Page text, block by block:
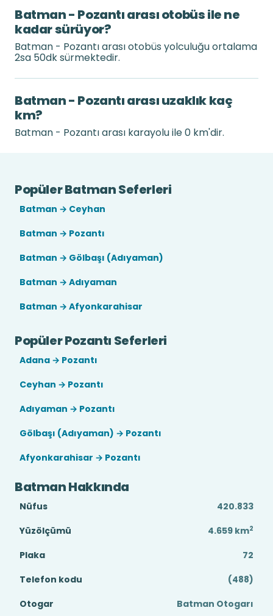
Batman - Pozantı arası otobüs ile ne
kadar sürüyor?
Batman - Pozantı arası otobüs yolculuğu ortalama
2sa 50dk sürmektedir.
Batman - Pozantı arası uzaklık kaç
km?
Batman - Pozantı arası karayolu ile 0 km'dir.
Popüler Batman Seferleri
Batman → Ceyhan
Batman → Pozantı
Batman → Gölbaşı (Adıyaman)
Batman → Adıyaman
Batman → Afyonkarahisar
Popüler Pozantı Seferleri
Adana → Pozantı
Ceyhan → Pozantı
Adıyaman → Pozantı
Gölbaşı (Adıyaman) → Pozantı
Afyonkarahisar → Pozantı
Batman Hakkında
Nüfus
420.833
Yüzölçümü
4.659 km2
Plaka
72
Telefon kodu
(488)
Otogar
Batman Otogarı